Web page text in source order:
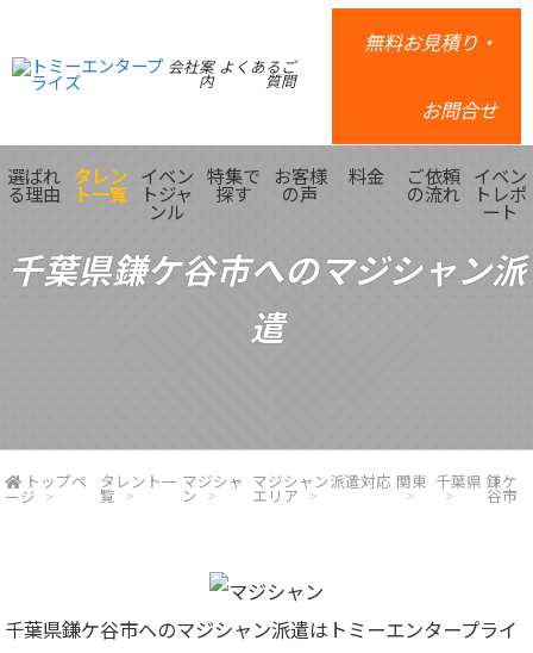
会社案
内
よくあるご
質問
無料お見積り・
お問合せ
選ばれ
る理由
タレン
ト一覧
イベン
トジャ
ンル
特集で
探す
お客様
の声
料金 ご依頼
の流れ
イベン
トレポ
ート
千葉県鎌ケ谷市へのマジシャン派
遣
トップペ
ージ
タレント一
覧
マジシャ
ン
マジシャン派遣対応
エリア
関東 千葉県 鎌ケ
谷市
千葉県鎌ケ谷市へのマジシャン派遣はトミーエンタープライ